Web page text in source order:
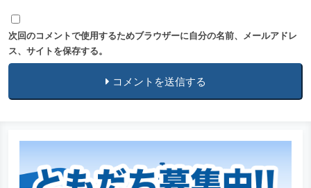
次回のコメントで使用するためブラウザーに自分の名前、メールアドレ
ス、サイトを保存する。
コメントを送信する